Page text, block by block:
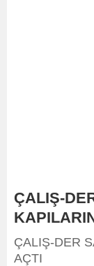
ÇALIŞ-
ÇALIŞ-DER
AÇTI